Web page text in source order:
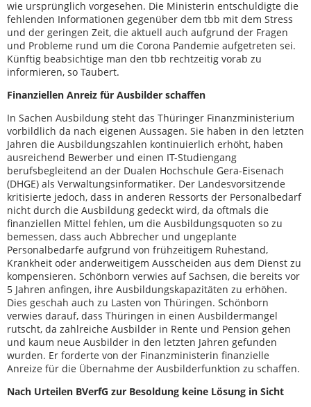
wie ursprünglich vorgesehen. Die Ministerin entschuldigte die
fehlenden Informationen gegenüber dem tbb mit dem Stress
und der geringen Zeit, die aktuell auch aufgrund der Fragen
und Probleme rund um die Corona Pandemie aufgetreten sei.
Künftig beabsichtige man den tbb rechtzeitig vorab zu
informieren, so Taubert.
Finanziellen Anreiz für Ausbilder schaffen
In Sachen Ausbildung steht das Thüringer Finanzministerium
vorbildlich da nach eigenen Aussagen. Sie haben in den letzten
Jahren die Ausbildungszahlen kontinuierlich erhöht, haben
ausreichend Bewerber und einen IT-Studiengang
berufsbegleitend an der Dualen Hochschule Gera-Eisenach
(DHGE) als Verwaltungsinformatiker. Der Landesvorsitzende
kritisierte jedoch, dass in anderen Ressorts der Personalbedarf
nicht durch die Ausbildung gedeckt wird, da oftmals die
finanziellen Mittel fehlen, um die Ausbildungsquoten so zu
bemessen, dass auch Abbrecher und ungeplante
Personalbedarfe aufgrund von frühzeitigem Ruhestand,
Krankheit oder anderweitigem Ausscheiden aus dem Dienst zu
kompensieren. Schönborn verwies auf Sachsen, die bereits vor
5 Jahren anfingen, ihre Ausbildungskapazitäten zu erhöhen.
Dies geschah auch zu Lasten von Thüringen. Schönborn
verwies darauf, dass Thüringen in einen Ausbildermangel
rutscht, da zahlreiche Ausbilder in Rente und Pension gehen
und kaum neue Ausbilder in den letzten Jahren gefunden
wurden. Er forderte von der Finanzministerin finanzielle
Anreize für die Übernahme der Ausbilderfunktion zu schaffen.
Nach Urteilen BVerfG zur Besoldung keine Lösung in Sicht